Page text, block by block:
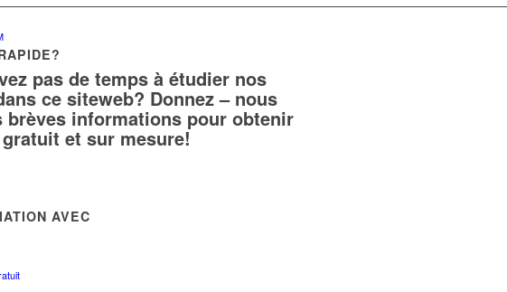
pas de temps à étudier nos
ce siteweb? Donnez – nous
brèves informations pour obtenir
et sur mesure!
AVEC